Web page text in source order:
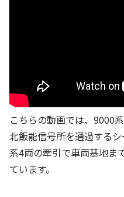
こちらの動画では、9000
北飯能信号所を通過する
系4両の牽引で車両基地ま
ています。